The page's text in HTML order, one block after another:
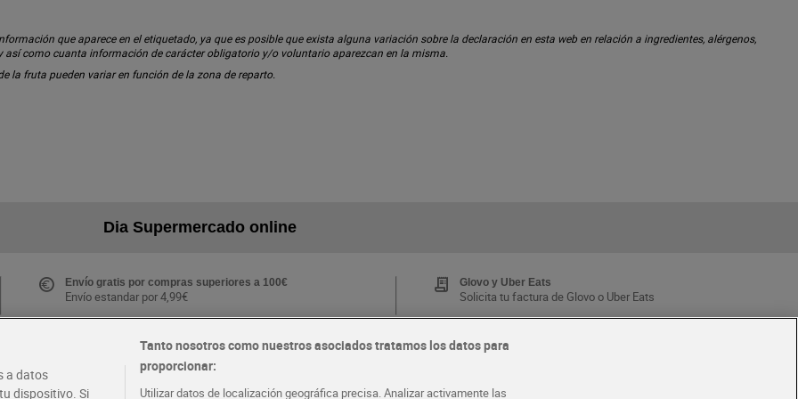
que aparece en el etiquetado, ya que es posible que exista alguna variación sobre la declaración en esta web en relación a ingredientes, alérgenos,
como cuanta información de carácter obligatorio y/o voluntario aparezcan en la misma.
la fruta pueden variar en función de la zona de reparto.
Dia Supermercado online
Envío gratis por compras superiores a 100€
Envío estandar por 4,99€
Glovo y Uber Eats
Solicita tu factura de Glovo o Uber Eats
Folletos y Tiendas
a datos
dispositivo. Si
Tanto nosotros como nuestros asociados tratamos los datos para
proporcionar:
Utilizar datos de localización geográfica precisa. Analizar activamente las